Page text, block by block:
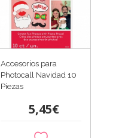
Accesorios para
Photocall Navidad 10
Piezas
5,45€